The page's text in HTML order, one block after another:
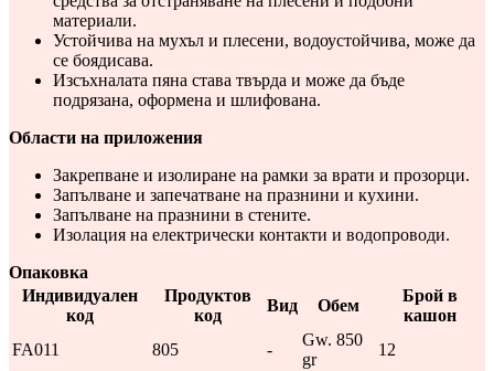
материали.
Устойчива на мухъл и плесени, водоустойчива, може да
се боядисава.
Изсъхналата пяна става твърда и може да бъде
подрязана, оформена и шлифована.
Области на приложения
Закрепване и изолиране на рамки за врати и прозорци.
Запълване и запечатване на празнини и кухини.
Запълване на празнини в стените.
Изолация на електрически контакти и водопроводи.
Опаковка
Индивидуален
код
Продуктов
код
Вид Обем
Брой в
кашон
FA011
805 -
Gw. 850
gr
12